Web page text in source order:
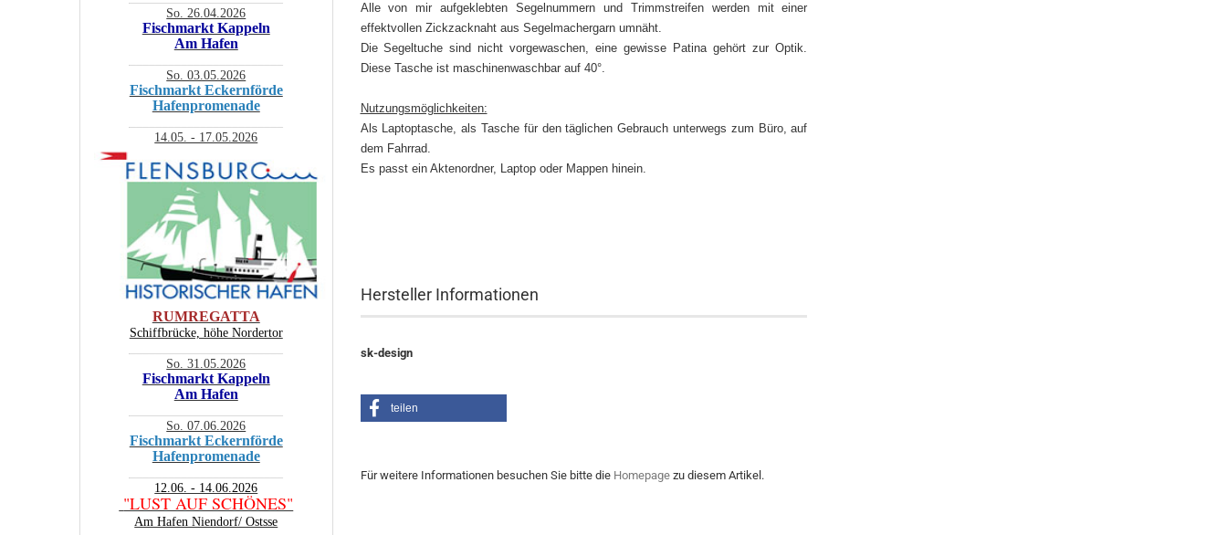
Alle von mir aufgeklebten Segelnummern und Trimmstreifen werden mit einer
effektvollen Zickzacknaht aus Segelmachergarn umnäht.
Die Segeltuche sind nicht vorgewaschen, eine gewisse Patina gehört zur Optik.
Diese Tasche ist maschinenwaschbar auf 40°.
Nutzungsmöglichkeiten:
Als Laptoptasche, als Tasche für den täglichen Gebrauch unterwegs zum Büro, auf
dem Fahrrad.
Es passt ein Aktenordner, Laptop oder Mappen hinein.
Hersteller Informationen
sk-design
teilen
Für weitere Informationen besuchen Sie bitte die Homepagezu diesem Artikel.
So. 26.04.2026
Fischmarkt Kappeln
Am Hafen
So. 03.05.2026
Fischmarkt Eckernförde
Hafenpromenade
14.05. - 17.05.2026
RUMREGATTA
Schiffbrücke, höhe Nordertor
So. 31.05.2026
Fischmarkt Kappeln
Am Hafen
So. 07.06.2026
Fischmarkt Eckernförde
Hafenpromenade
12.06. - 14.06.2026
"LUST AUF SCHÖNES"
Am Hafen Niendorf/ Ostsse